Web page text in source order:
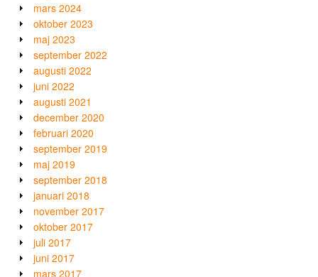
mars 2024
oktober 2023
maj 2023
september 2022
augusti 2022
juni 2022
augusti 2021
december 2020
februari 2020
september 2019
maj 2019
september 2018
januari 2018
november 2017
oktober 2017
juli 2017
juni 2017
mars 2017